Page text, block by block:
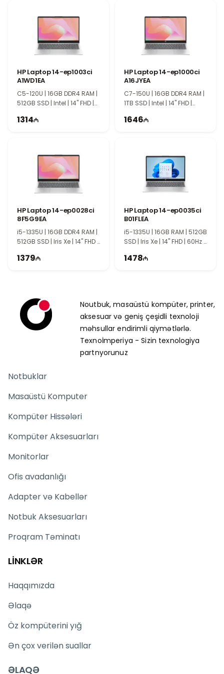
komfortlu edir. ASUS Vivobook seriyası incə dizaynı və
etibarlı performansı ilə gündəlik istifadə üçün uyğun
seçimdir.
HP Laptop 14-ep1003ci
A1WD1EA
C5-120U | 16GB DDR4 RAM |
512GB SSD | Intel | 14" FHD |
1314
HP Laptop 14-ep1000ci
A16JYEA
C7-150U | 16GB DDR4 RAM |
1TB SSD | Intel | 14" FHD |
1646
HP Laptop 14-ep0028ci
8F5G9EA
i5-1335U | 16GB DDR4 RAM |
512GB SSD | Iris Xe | 14" FHD |
1379
HP Laptop 14-ep0035ci
B01FLEA
i5-1335U | 16GB RAM | 512GB
SSD | Iris Xe | 14" FHD | 60Hz |
1478
Noutbuk, masaüstü kompüter, printer,
aksesuar və geniş çeşidli texnoloji
məhsullar endirimli qiymətlərlə.
Texnoİmperiya - Sizin texnologiya
partnyorunuz
Notbuklar
Masaüstü Komputer
Kompüter Hissələri
Kompüter Aksesuarları
Monitorlar
Ofis avadanlığı
Adapter və Kabellər
Notbuk Aksesuarları
Proqram Təminatı
LİNKLƏR
Haqqımızda
Əlaqə
Öz kompüterini yığ
Ən çox verilən suallar
ƏLAQƏ